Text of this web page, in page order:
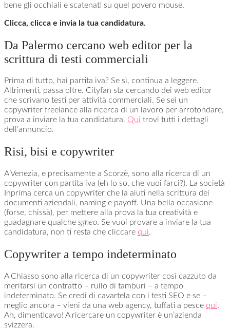
bene gli occhiali e scatenati su quel povero mouse.
Clicca, clicca e invia la tua candidatura.
Da Palermo cercano web editor per la
scrittura di testi commerciali
Prima di tutto, hai partita iva? Se sì, continua a leggere.
Altrimenti, passa oltre. Cityfan sta cercando dei web editor
che scrivano testi per attività commerciali. Se sei un
copywriter freelance alla ricerca di un lavoro per arrotondare,
prova a inviare la tua candidatura. Qui trovi tutti i dettagli
dell’annuncio.
Risi, bisi e copywriter
A Venezia, e precisamente a Scorzè, sono alla ricerca di un
copywriter con partita iva (eh lo so, che vuoi farci?). La società
Inprima cerca un copywriter che la aiuti nella scrittura dei
documenti aziendali, naming e payoff. Una bella occasione
(forse, chissà), per mettere alla prova la tua creatività e
guadagnare qualche sgheo. Se vuoi provare a inviare la tua
candidatura, non ti resta che cliccare qui.
Copywriter a tempo indeterminato
A Chiasso sono alla ricerca di un copywriter così cazzuto da
meritarsi un contratto – rullo di tamburi – a tempo
indeterminato. Se credi di cavartela con i testi SEO e se –
meglio ancora – vieni da una web agency, tuffati a pesce qui.
Ah, dimenticavo! A ricercare un copywriter è un’azienda
svizzera.